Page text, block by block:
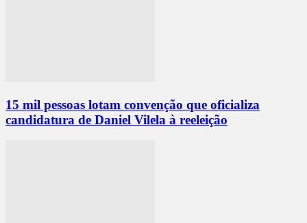
15 mil pessoas lotam convenção que oficializa
candidatura de Daniel Vilela à reeleição